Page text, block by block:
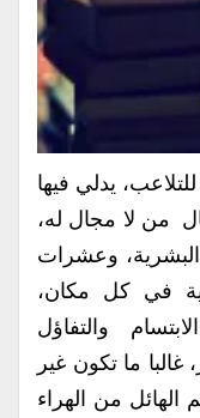
يدلي فيها
من لا مجال له،
البشرية، وعشرات
في كل مكان،
والتفاؤل
غالبا ما تكون غير
الهائل من الهراء